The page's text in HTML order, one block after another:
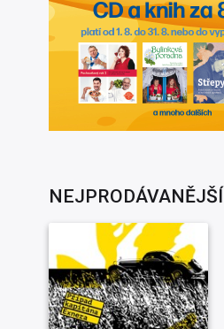
NEJPRODÁVANĚJŠÍ